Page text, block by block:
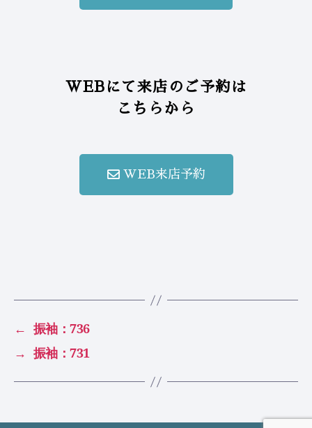
WEBにて来店のご予約は
こちらから
WEB来店予約
← 振袖：736
→ 振袖：731